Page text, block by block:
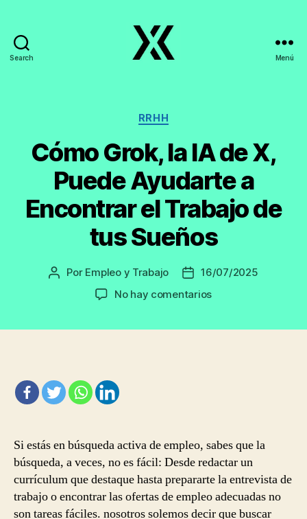
Search Menú
Categorías
RRHH
Cómo Grok, la IA de X,
Puede Ayudarte a
Encontrar el Trabajo de
tus Sueños
Autor
Por Empleo y Trabajo
Fecha
de
16/07/2025
No hay comentariosen
Encontrar
el
Trabajo
tus
Si estás en búsqueda activa de empleo, sabes que la
búsqueda, a veces, no es fácil: Desde redactar un
currículum que destaque hasta prepararte la entrevista de
trabajo o encontrar las ofertas de empleo adecuadas no
son tareas fáciles. nosotros solemos decir que buscar